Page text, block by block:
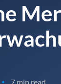
• 7 min read